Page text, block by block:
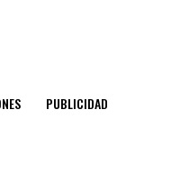
PUBLICIDAD